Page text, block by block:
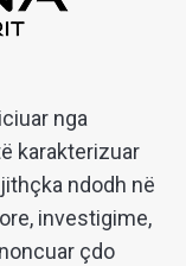
nga
karakterizuar
ndodh në
investigime,
çdo